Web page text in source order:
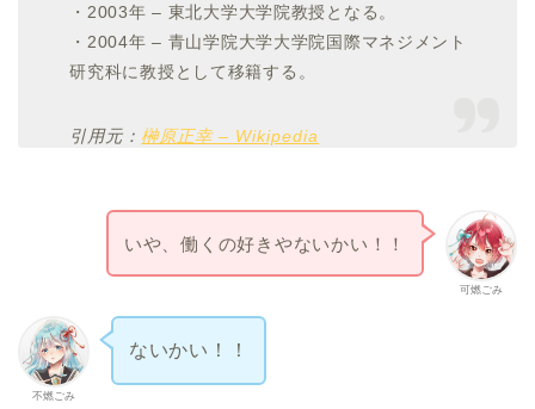
・2003年 – 東北大学大学院教授となる。
・2004年 – 青山学院大学大学院国際マネジメント
研究科に教授として移籍する。
引用元： 榊原正幸 – Wikipedia
可燃ごみ
いや、働くの好きやないかい！！
不燃ごみ
ないかい！！